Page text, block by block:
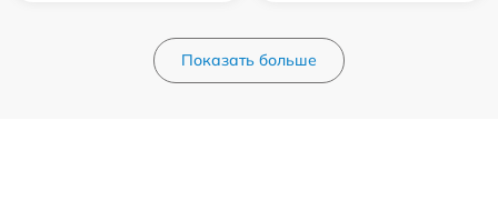
Показать больше